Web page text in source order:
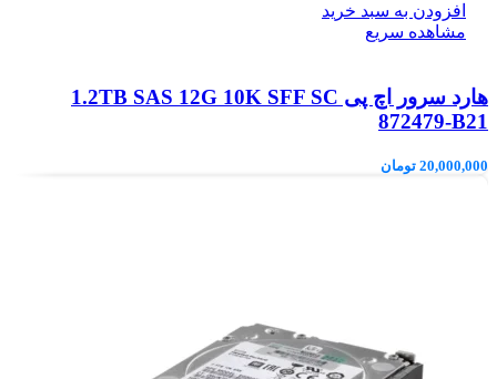
افزودن به سبد خرید
مشاهده سریع
هارد سرور اچ پی 1.2TB SAS 12G 10K SFF SC
872479-B21
20,000,000 تومان